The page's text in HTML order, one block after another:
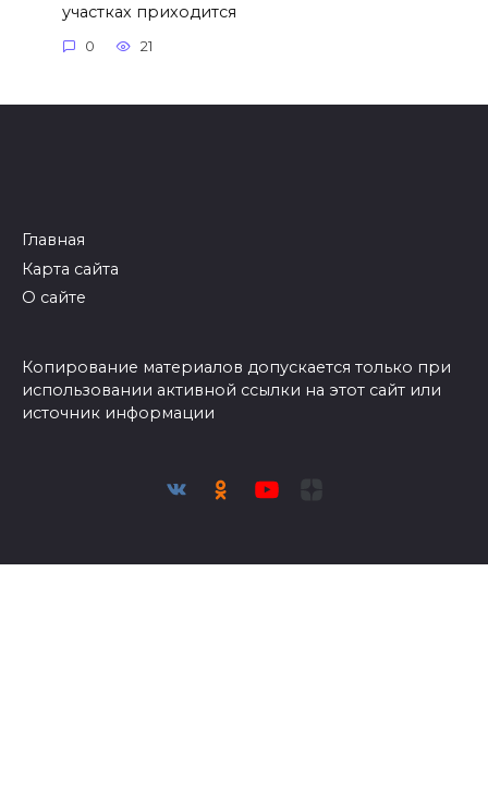
участках приходится
0 21
Главная
Карта сайта
О сайте
Копирование материалов допускается только при
использовании активной ссылки на этот сайт или
источник информации